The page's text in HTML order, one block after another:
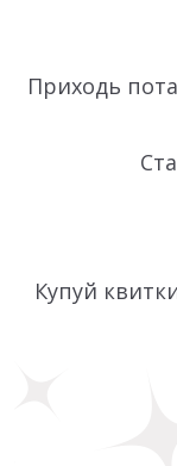
Приходь
Купуй